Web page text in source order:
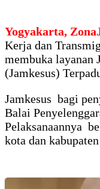
Yogyakarta,
Kerja dan
membuka layanan
(Jamkesus)
Jamkesus bagi
Balai
Pelaksanaannya
kota dan